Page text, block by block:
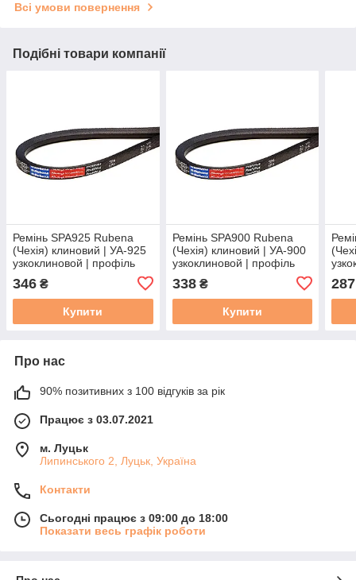
Всі умови повернення
Подібні товари компанії
Ремінь SPA925 Rubena
(Чехія) клиновий | УА-925
узкоклиновой | профіль
346 ₴
Купити
Ремінь SPA900 Rubena
(Чехія) клиновий | УА-900
узкоклиновой | профіль
338₴
Купити
287
Про нас
90% позитивних з 100 відгуків за рік
Працює з 03.07.2021
м. Луцьк
Липинського 2, Луцьк, Україна
Контакти
Сьогодні працює з 09:00 до 18:00
Показати весь графік роботи